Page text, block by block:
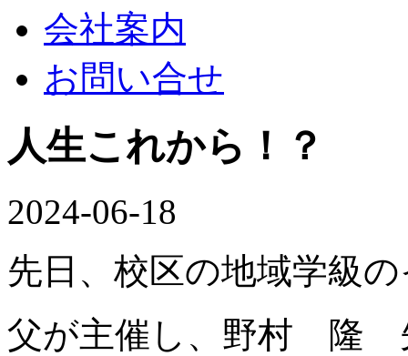
会社案内
お問い合せ
人生これから！？
2024-06-18
先日、校区の地域学級
父が主催し、野村 隆